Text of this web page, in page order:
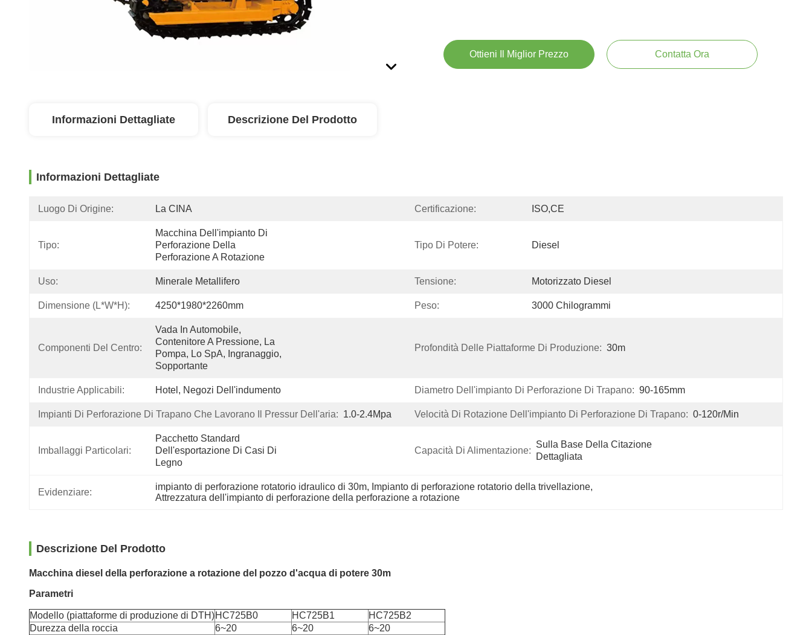
Ottieni Il Miglior Prezzo Contatta Ora
Informazioni Dettagliate Descrizione Del Prodotto
Informazioni Dettagliate
Luogo Di Origine: La CINA Certificazione: ISO,CE
Tipo:
Macchina Dell'impianto Di
Perforazione Della
Perforazione A Rotazione
Tipo Di Potere: Diesel
Uso: Minerale Metallifero Tensione: Motorizzato Diesel
Dimensione (l*w*h): 4250*1980*2260mm Peso: 3000 Chilogrammi
Componenti Del Centro:
Vada In Automobile,
Contenitore A Pressione, La
Pompa, Lo SpA, Ingranaggio,
Sopportante
Profondità Delle Piattaforme Di Produzione: 30m
Industrie Applicabili: Hotel, Negozi Dell'indumento Diametro Dell'impianto Di Perforazione Di Trapano: 90-165mm
Impianti Di Perforazione Di Trapano Che Lavorano Il Pressur Dell'aria: 1.0-2.4Mpa Velocità Di Rotazione Dell'impianto Di Perforazione Di Trapano: 0-120r/min
Imballaggi Particolari:
Pacchetto Standard
Dell'esportazione Di Casi Di
Legno
Capacità Di Alimentazione:
Sulla Base Della Citazione
Dettagliata
Evidenziare:
impianto di perforazione rotatorio idraulico di 30m, Impianto di perforazione rotatorio della trivellazione,
Attrezzatura dell'impianto di perforazione della perforazione a rotazione
Descrizione Del Prodotto
Macchina diesel della perforazione a rotazione del pozzo d'acqua di potere 30m
Parametri
Modello (piattaforme di produzione di DTH)HC725B0 HC725B1
HC725B2
Durezza della roccia
6~20 6~20
6~20